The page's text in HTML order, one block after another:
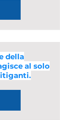
della
al solo